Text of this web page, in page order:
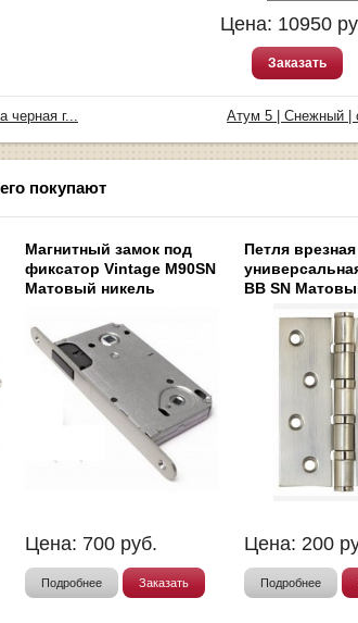
Цена: 10950
Заказать
г... Атум 5 | Снежный |
покупают
Магнитный замок под
фиксатор Vintage M90SN
Матовый никель
Цена: 700 руб.
Подробнее Заказать
Петля
BB SN
Цена: 200
Подробнее